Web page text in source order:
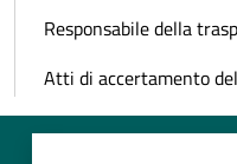
Responsabile della
Atti di accertamento